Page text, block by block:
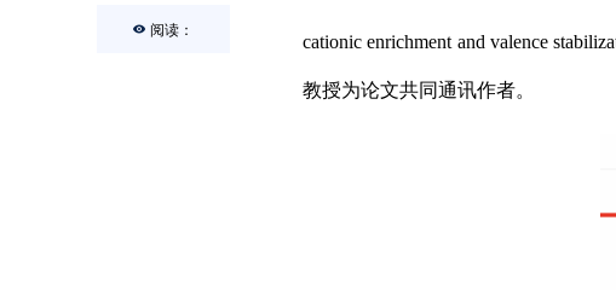
阅读：
cationic enrichment and valence
教授为论文共同通讯作者。